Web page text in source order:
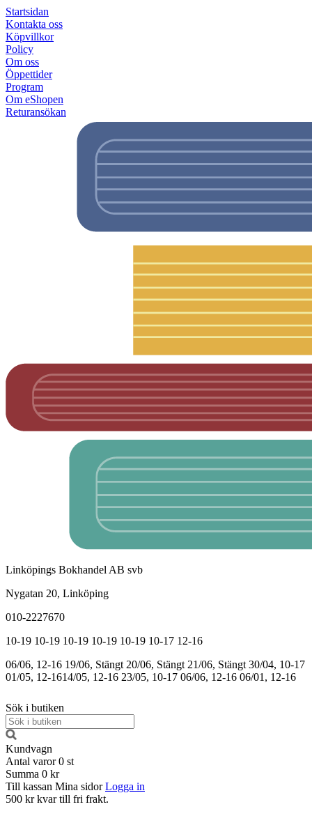
Startsidan
Kontakta oss
Köpvillkor
Policy
Om oss
Öppettider
Program
Om eShopen
Returansökan
Linköpings Bokhandel AB svb
Nygatan 20, Linköping
010-2227670
10-19 10-19 10-19 10-19 10-19 10-17 12-16
06/06, 12-16 19/06, Stängt 20/06, Stängt 21/06, Stängt 30/04, 10-17
01/05, 12-1614/05, 12-16 23/05, 10-17 06/06, 12-16 06/01, 12-16
Sök i butiken
Kundvagn
Antal varor 0 st
Summa 0 kr
Till kassan Mina sidor Logga in
500 kr kvar till fri frakt.